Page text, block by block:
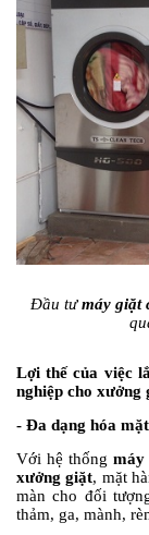
Đầu tưmáy giặt
Lợi thế của việc
nghiệp cho xưởng
- Đa dạng hóa
Với hệ thống máy
xưởng giặt, mặt
màn cho đối
thảm, ga, mành,